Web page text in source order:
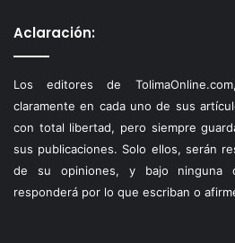
Aclaración:
Los editores de
claramente en cada uno de sus
con total libertad, pero siempre
sus publicaciones. Solo ellos, serán
de su opiniones, y bajo ninguna
responderá por lo que escriban o